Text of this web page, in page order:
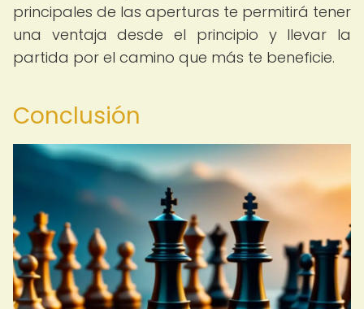
principales de las aperturas te permitirá tener
una ventaja desde el principio y llevar la
partida por el camino que más te beneficie.
Conclusión